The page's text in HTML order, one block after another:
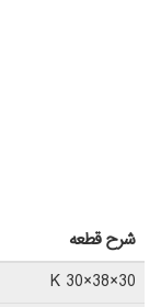
شرح قطعه
K 30×38×30